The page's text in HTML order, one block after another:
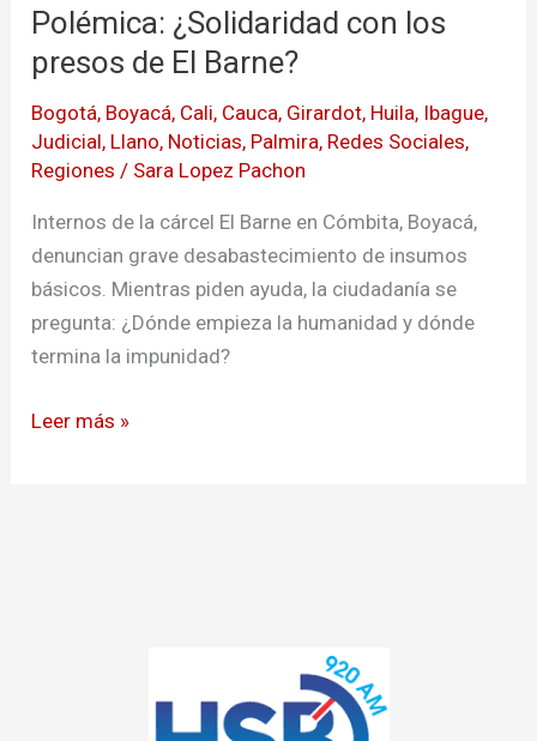
Polémica: ¿Solidaridad con los
presos de El Barne?
Bogotá, Boyacá, Cali, Cauca, Girardot, Huila, Ibague,
Judicial, Llano, Noticias, Palmira, Redes Sociales,
Regiones / Sara Lopez Pachon
Internos de la cárcel El Barne en Cómbita, Boyacá,
denuncian grave desabastecimiento de insumos
básicos. Mientras piden ayuda, la ciudadanía se
pregunta: ¿Dónde empieza la humanidad y dónde
termina la impunidad?
con
los
de
El
Leer más »